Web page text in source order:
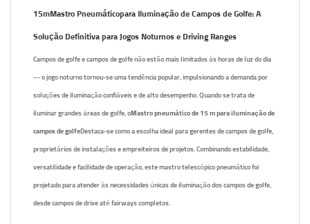
15mMastro Pneumáticopara Iluminação de Campos de Golfe: A
Solução Definitiva para Jogos Noturnos e Driving Ranges
Campos de golfe e campos de golfe não estão mais limitados às horas de luz do dia
— o jogo noturno tornou-se uma tendência popular, impulsionando a demanda por
soluções de iluminação confiáveis e de alto desempenho. Quando se trata de
iluminar grandes áreas de golfe, o Mastro pneumático de 15 m para iluminação de
campos de golfe Destaca-se como a escolha ideal para gerentes de campos de golfe,
proprietários de instalações e empreiteiros de projetos. Combinando estabilidade,
versatilidade e facilidade de operação, este mastro telescópico pneumático foi
projetado para atender às necessidades únicas de iluminação dos campos de golfe,
desde campos de drive até fairways completos.